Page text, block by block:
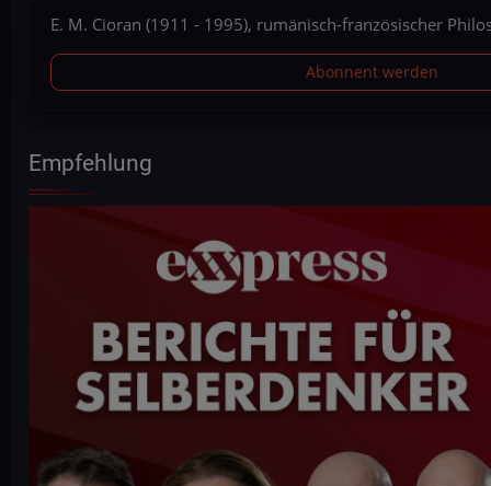
E. M. Cioran (1911 - 1995), rumänisch-französischer
Abonnent werden
Empfehlung